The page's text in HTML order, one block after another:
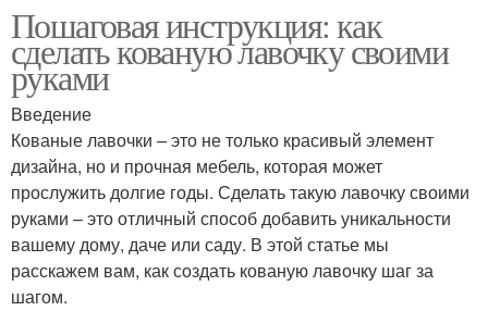
Пошаговая инструкция: как
сделать кованую лавочку своими
руками
Введение
Кованые лавочки – это не только красивый элемент
дизайна, но и прочная мебель, которая может
прослужить долгие годы. Сделать такую лавочку своими
руками – это отличный способ добавить уникальности
вашему дому, даче или саду. В этой статье мы
расскажем вам, как создать кованую лавочку шаг за
шагом.